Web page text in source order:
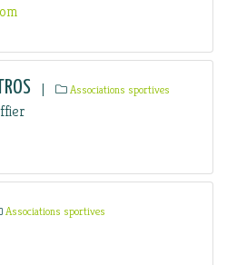
| Associations sportives
Associations sportives